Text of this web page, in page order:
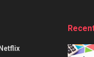
Netflix